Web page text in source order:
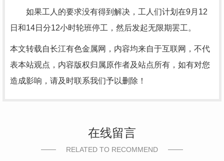
如果工人的要求没有得到解决，工人们计划在9月12
日和14日分12小时轮班停工，然后发起无限期罢工。
本文转载自长江有色金属网，内容均来自于互联网，不代
表本站观点，内容版权归属原作者及站点所有，如有对您
造成影响，请及时联系我们予以删除！
在线留言
RELATED TO RECOMMEND